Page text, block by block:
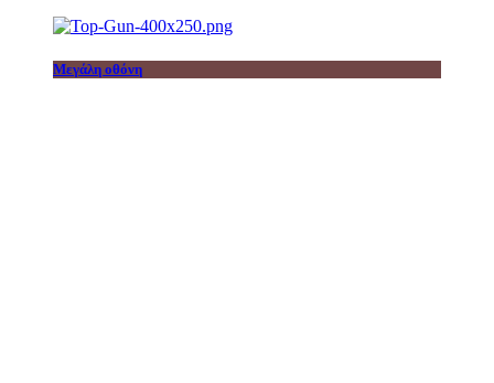
Μεγάλη οθόνη